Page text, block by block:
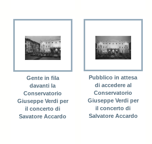
Gente in fila
davanti la
Conservatorio
Giuseppe Verdi per
il concerto di
Savatore Accardo
Pubblico in attesa
di accedere al
Conservatorio
Giuseppe Verdi per
il concerto di
Salvatore Accardo